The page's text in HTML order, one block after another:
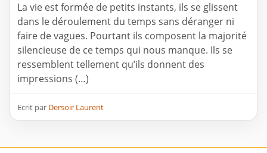
La vie est formée de petits instants, ils se glissent
dans le déroulement du temps sans déranger ni
faire de vagues. Pourtant ils composent la majorité
silencieuse de ce temps qui nous manque. Ils se
ressemblent tellement qu’ils donnent des
impressions (…)
Ecrit par Dersoir Laurent